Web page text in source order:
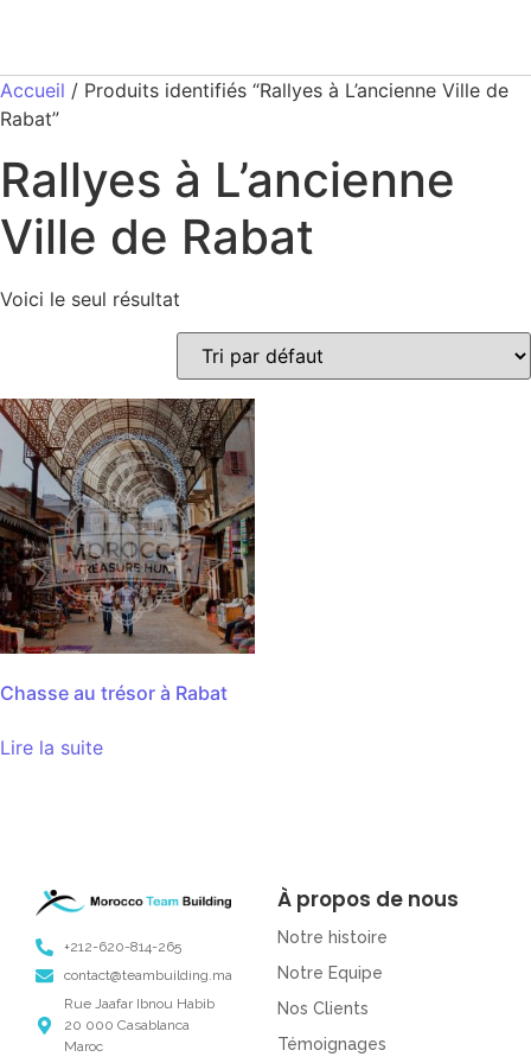
Accueil / Produits identifiés “Rallyes à L’ancienne Ville de
Rabat”
Rallyes à L’ancienne
Ville de Rabat
Voici le seul résultat
Chasse au trésor à Rabat
Lire la suite
+212-620-814-265
contact@teambuilding.ma
Rue Jaafar Ibnou Habib
20 000 Casablanca
Maroc
À propos de nous
Notre histoire
Notre Equipe
Nos Clients
Témoignages